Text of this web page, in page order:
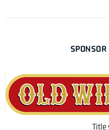
Title